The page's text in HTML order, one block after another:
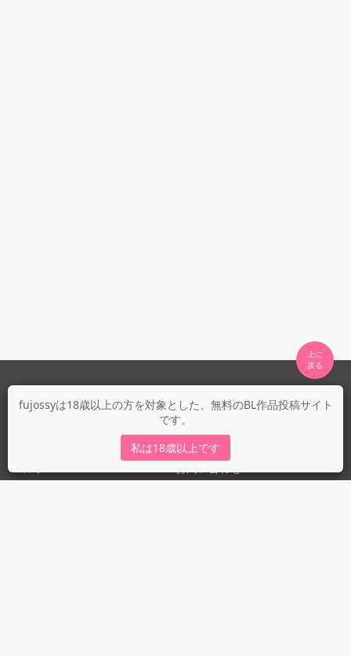
fujossyは18歳以上の方を対象とした、無料のBL作品投稿サイト
です。
私は18歳以上です
上に
fujossyについて
fujossy運営ブログ